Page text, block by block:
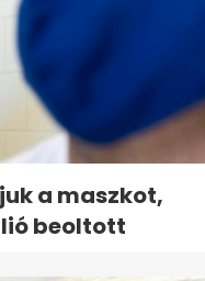
a maszkot,
beoltott